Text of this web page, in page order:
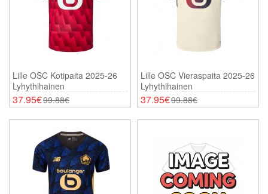
Lille OSC Kotipaita 2025-26
Lyhythihainen
37.95€99.88€
Lille OSC Vieraspaita 2025-26
Lyhythihainen
37.95€99.88€